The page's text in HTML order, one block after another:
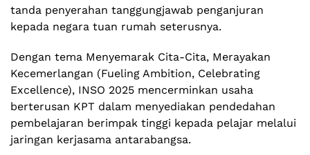
tanda penyerahan tanggungjawab penganjuran
kepada negara tuan rumah seterusnya.
Dengan tema Menyemarak Cita-Cita, Merayakan
Kecemerlangan (Fueling Ambition, Celebrating
Excellence), INSO 2025 mencerminkan usaha
berterusan KPT dalam menyediakan pendedahan
pembelajaran berimpak tinggi kepada pelajar melalui
jaringan kerjasama antarabangsa.